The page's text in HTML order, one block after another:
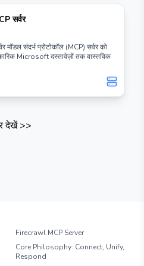
सर्वर
संदर्भ प्रोटोकॉल (MCP) सर्वर को
Microsoft दस्तावेज़ों तक वास्तविक
देखें>>
Firecrawl MCP Server
Core Philosophy: Connect, Unify,
Respond